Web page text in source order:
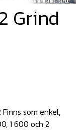
Grind
som enkel,
1 600 och 2